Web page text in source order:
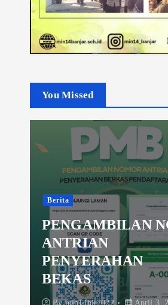
You Missed
Berita
Rapat Koordinasi
Bulanan
Bymin14bjr2022